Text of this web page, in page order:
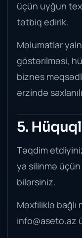
üçün uyğun
tətbiq edirik.
Məlumatlar
göstərilməsi,
biznes
ərzində
5.
Təqdim
ya silinmə
bilərsiniz.
Məxfiliklə
info@aseto.az